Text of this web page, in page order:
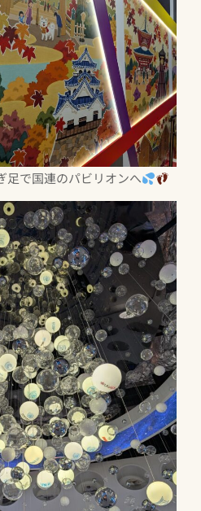
足で国連のパビリオンへ